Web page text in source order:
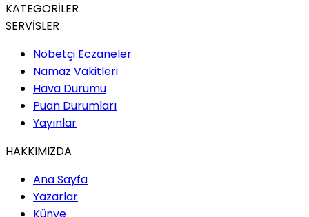
KATEGORİLER
SERVİSLER
Nöbetçi Eczaneler
Namaz Vakitleri
Hava Durumu
Puan Durumları
Yayınlar
HAKKIMIZDA
Ana Sayfa
Yazarlar